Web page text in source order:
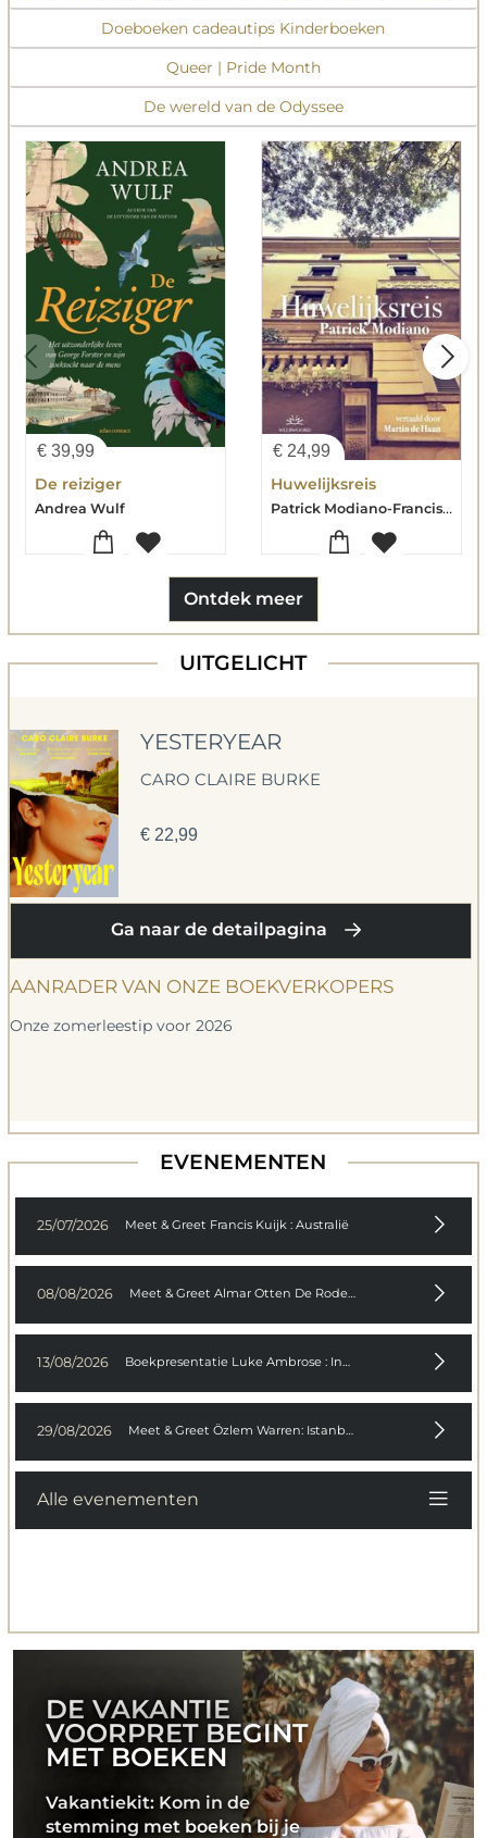
Doeboeken cadeautips Kinderboeken
Queer | Pride Month
De wereld van de Odyssee
€ 39,99
De reiziger
Andrea Wulf
€ 24,99
Huwelijksreis
Patrick Modiano-Francis Mus
Ontdek meer
UITGELICHT
YESTERYEAR
CARO CLAIRE BURKE
€22,99
Ga naar de detailpagina
AANRADER VAN ONZE BOEKVERKOPERS
Onze zomerleestip voor 2026
EVENEMENTEN
25/07/2026 Meet & Greet Francis Kuijk : Australië
08/08/2026 Meet & Greet Almar Otten De Rode Erfenis
13/08/2026 Boekpresentatie Luke Ambrose : In Transit A collection of
29/08/2026 Meet & Greet Özlem Warren: Istanbul
Alle evenementen
DE VAKANTIE
VOORPRET BEGINT
MET BOEKEN
Vakantiekit: Kom in de
stemming met boeken bij je